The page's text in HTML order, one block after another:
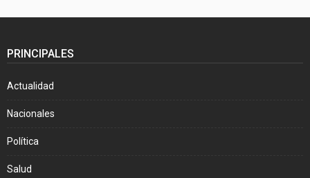
PRINCIPALES
Actualidad
Nacionales
Política
Salud